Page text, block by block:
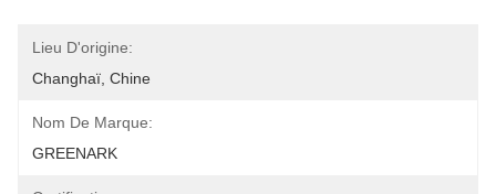
Lieu D'origine:
Changhaï, Chine
Nom De Marque:
GREENARK